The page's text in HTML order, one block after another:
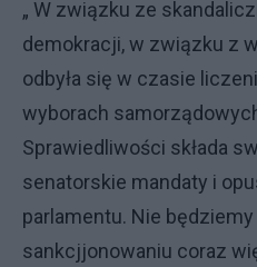
„ W związku ze
demokracji, w związku z
odbyła się w czasie
wyborach
Sprawiedliwości składa
senatorskie mandaty i
parlamentu. Nie będziemy
sankcjjonowaniu coraz